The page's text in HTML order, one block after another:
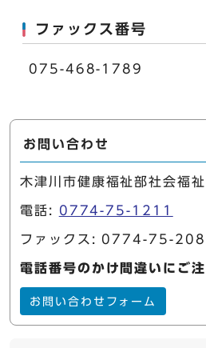
ファックス番号
075-468-1789
お問い合わせ
木津川市健康福祉部社会福
電話: 0774-75-1211
ファックス: 0774-75-
電話番号のかけ間違いにご注
お問い合わせフォーム